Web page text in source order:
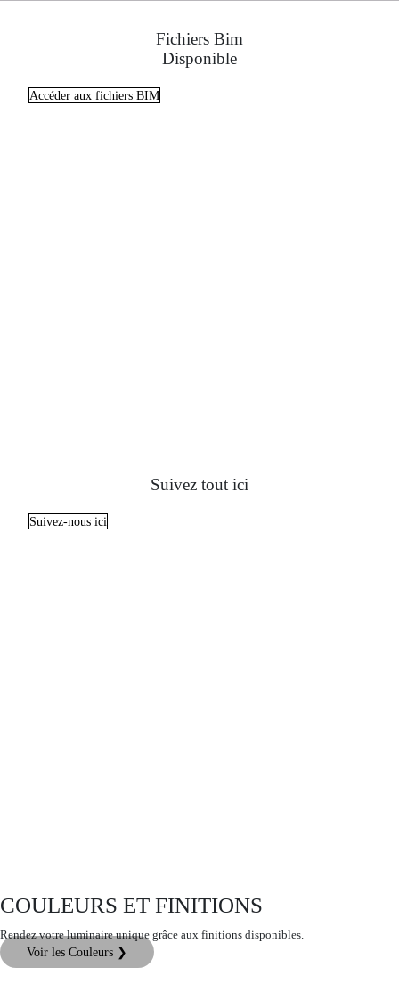
Fichiers Bim
Disponible
Accéder aux fichiers BIM
Suivez tout ici
Suivez-nous ici
COULEURS ET FINITIONS
Rendez votre luminaire unique grâce aux finitions disponibles.
Voir les Couleurs ❯